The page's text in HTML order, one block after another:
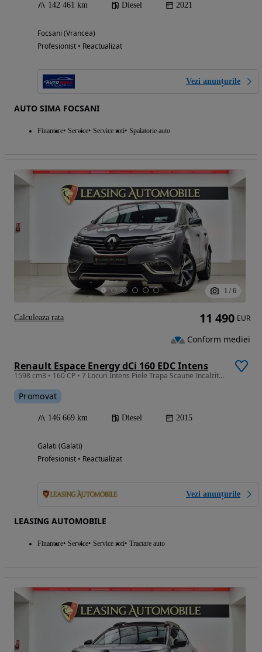
142 461 km Diesel 2021
Focsani (Vrancea)
Profesionist • Reactualizat
Vezi anunțurile
AUTO SIMA FOCSANI
Finantare Service Service roti Spalatorie auto
1 / 6
Renault Espace Energy dCi 160 EDC Intens
1598 cm3 • 160 CP • 7 Locuri Intens Piele Trapa Scaune Incalzite ACC Lumini Ambie Garantie
Promovat
146 669 km Diesel 2015
Galati (Galati)
Profesionist • Reactualizat
Vezi anunțurile
LEASING AUTOMOBILE
Finantare Service Service roti Tractare auto
11 490 EUR
Conform mediei
Calculeaza rata